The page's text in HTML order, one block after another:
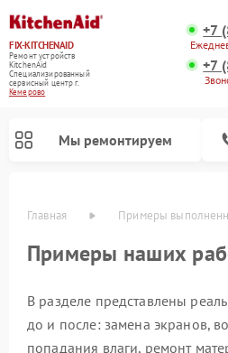
FIX-KITCHENAID
Ремонт устройств
KitchenAid
Специализированный
cервисный центр г.
Кемерово
+7
+7
Мы ремонтируем
Главная Примеры
Примеры наших
В разделе представлены
до и после: замена экранов,
попадания влаги, ремонт